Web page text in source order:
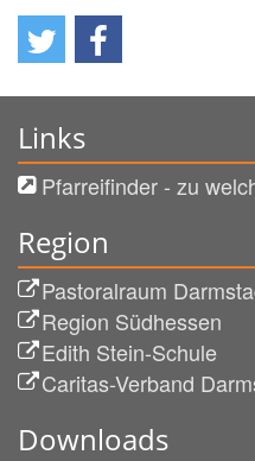
Links
Pfarreifinder - zu
Region
Pastoralraum
Region Südhessen
Edith Stein-Schule
Caritas-Verband
Downloads